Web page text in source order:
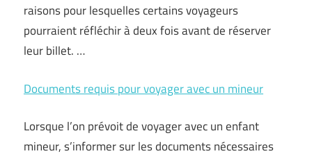
raisons pour lesquelles certains voyageurs
pourraient réfléchir à deux fois avant de réserver
leur billet. …
Documents requis pour voyager avec un mineur
Lorsque l’on prévoit de voyager avec un enfant
mineur, s’informer sur les documents nécessaires